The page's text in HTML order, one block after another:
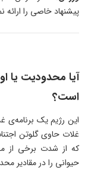
پیشنهاد خاصی را
آیا محدودیت یا
است؟
این رژیم یک برنامه‌ی
که از شدت برخی از
حیوانی را در مقادیر